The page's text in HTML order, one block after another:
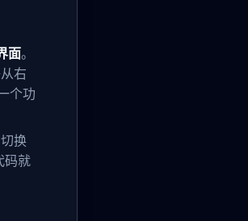
面。
右
个功
换
码就